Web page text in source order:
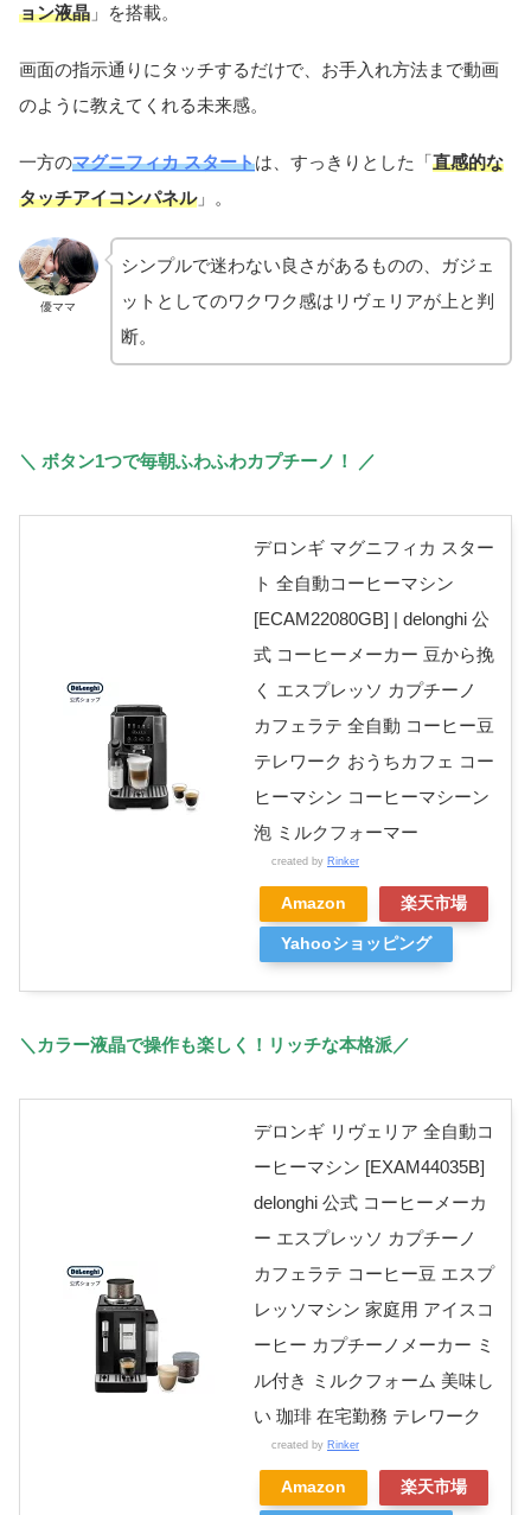
ョン液晶 」を搭載。
画面の指示通りにタッチするだけで、お手入れ方法まで動画
のように教えてくれる未来感。
一方のマグニフィカ スタートは、すっきりとした「直感的な
タッチアイコンパネル」。
優ママ
シンプルで迷わない良さがあるものの、ガジェ
ットとしてのワクワク感はリヴェリアが上と判
断。
＼ ボタン1つで毎朝ふわふわカプチーノ！ ／
デロンギ マグニフィカ スター
ト 全自動コーヒーマシン
[ECAM22080GB] | delonghi 公
式 コーヒーメーカー 豆から挽
く エスプレッソ カプチーノ
カフェラテ 全自動 コーヒー豆
テレワーク おうちカフェ コー
ヒーマシン コーヒーマシーン
泡 ミルクフォーマー
created by Rinker
Amazon 楽天市場
Yahooショッピング
＼カラー液晶で操作も楽しく！リッチな本格派／
デロンギ リヴェリア 全自動コ
ーヒーマシン [EXAM44035B]
delonghi 公式 コーヒーメーカ
ー エスプレッソ カプチーノ
カフェラテ コーヒー豆 エスプ
レッソマシン 家庭用 アイスコ
ーヒー カプチーノメーカー ミ
ル付き ミルクフォーム 美味し
い 珈琲 在宅勤務 テレワーク
created by Rinker
Amazon 楽天市場